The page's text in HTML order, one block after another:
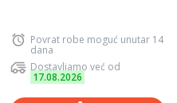
Povrat robe moguć unutar 14
dana
Dostavljamo već od
17.08.2026